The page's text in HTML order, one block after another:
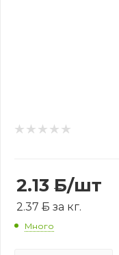
2.13 Б/шт
2.37 Б за кг.
Много